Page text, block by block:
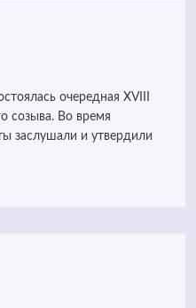
очередная XVIII
созыва. Во время
заслушали и утвердили